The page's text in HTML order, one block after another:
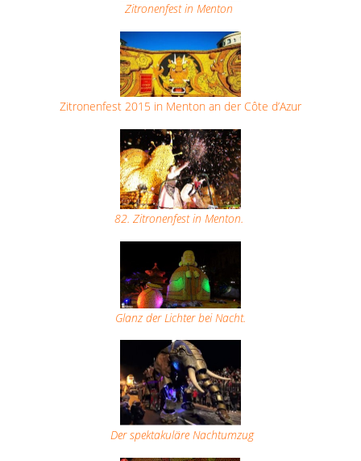
Zitronenfest in Menton
Zitronenfest 2015 in Menton an der Côte d’Azur
82. Zitronenfest in Menton.
Glanz der Lichter bei Nacht.
Der spektakuläre Nachtumzug